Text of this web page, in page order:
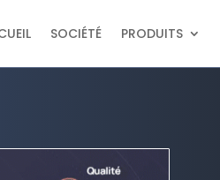
SOCIÉTÉ PRODUITS